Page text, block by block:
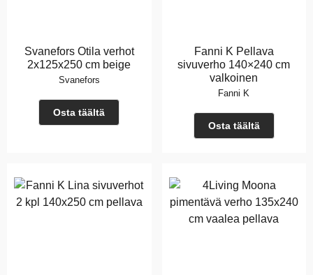
Svanefors Otila verhot
2x125x250 cm beige
Svanefors
Osta täältä
Fanni K Pellava
sivuverho 140×240 cm
valkoinen
Fanni K
Osta täältä